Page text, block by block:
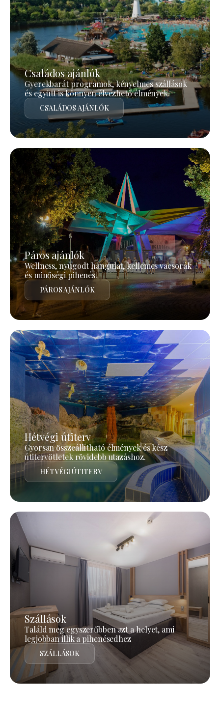
Családos ajánlók
Gyerekbarát programok, kényelmes szállások
és együtt is könnyen élvezhető élmények.
CSALÁDOS AJÁNLÓK
Páros ajánlók
Wellness, nyugodt hangulat, kellemes vacsorák
és minőségi pihenés.
PÁROS AJÁNLÓK
Hétvégi útiterv
Gyorsan összeállítható élmények és kész
útitervötletek rövidebb utazáshoz.
HÉTVÉGI ÚTITERV
Szállások
Találd meg egyszerűbben azt a helyet, ami
legjobban illik a pihenésedhez
SZÁLLÁSOK